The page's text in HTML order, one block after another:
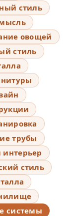
стиль
овощей
стиль
трубы
стиль
системы